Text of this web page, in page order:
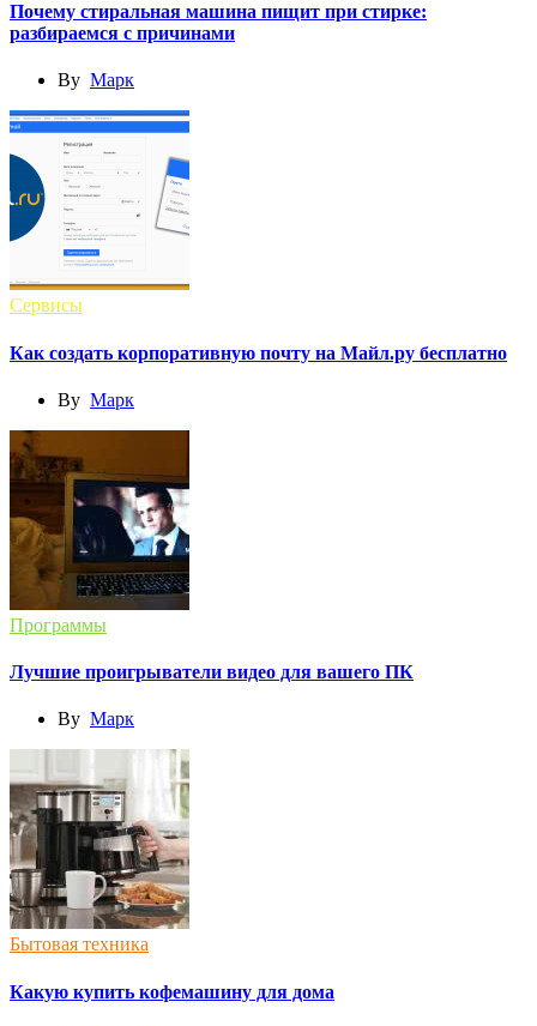
Почему стиральная машина пищит при стирке:
разбираемся с причинами
By Марк
Сервисы
Как создать корпоративную почту на Майл.ру бесплатно
By Марк
Программы
Лучшие проигрыватели видео для вашего ПК
By Марк
Бытовая техника
Какую купить кофемашину для дома